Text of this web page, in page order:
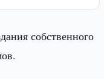
собственного